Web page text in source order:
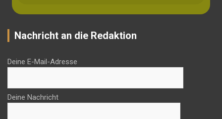
Nachricht an die Redaktion
Deine E-Mail-Adresse
Deine Nachricht